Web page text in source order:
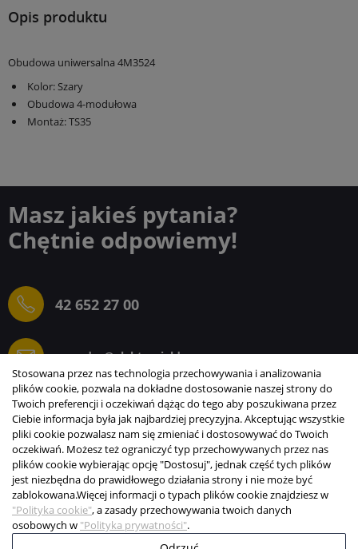
Opis produktu
Obudowa uniwersalna 4M3524
Kolor: Szary
Obudowa 4-modułowa
Montaż: TS35
Masz jakieś pytania?
Chętnie odpowiemy!
42 652 27 00
sprzedaz@elektrogielda.com
ELEKTROGIEŁDA SZ.ŻACZKIEWICZ; M.KARLIŃSKI
SP.J.
INFORMACJE
STREFA KLIENTA
Stosowana przez nas technologia przechowywania i analizowania
plików cookie, pozwala na dokładne dostosowanie naszej strony do
Twoich preferencji i oczekiwań dążąc do tego aby poszukiwana przez
Ciebie informacja była jak najbardziej precyzyjna. Akceptując wszystkie
pliki cookie pozwalasz nam się zmieniać i dostosowywać do Twoich
oczekiwań. Możesz też ograniczyć typ przechowywanych przez nas
plików cookie wybierając opcję "Dostosuj", jednak część tych plików
jest niezbędna do prawidłowego działania strony i nie może być
zablokowana.Więcej informacji o typach plików cookie znajdziesz w
"Polityka cookie", a zasady przechowywania twoich danych
osobowych w "Polityka prywatności".
Copyright © 2003-2026 Elektrogiełda s.j.